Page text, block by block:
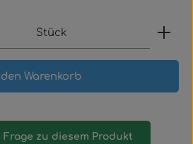
den gewünschten Wert
Stück
den Warenkorb
zu diesem Produkt